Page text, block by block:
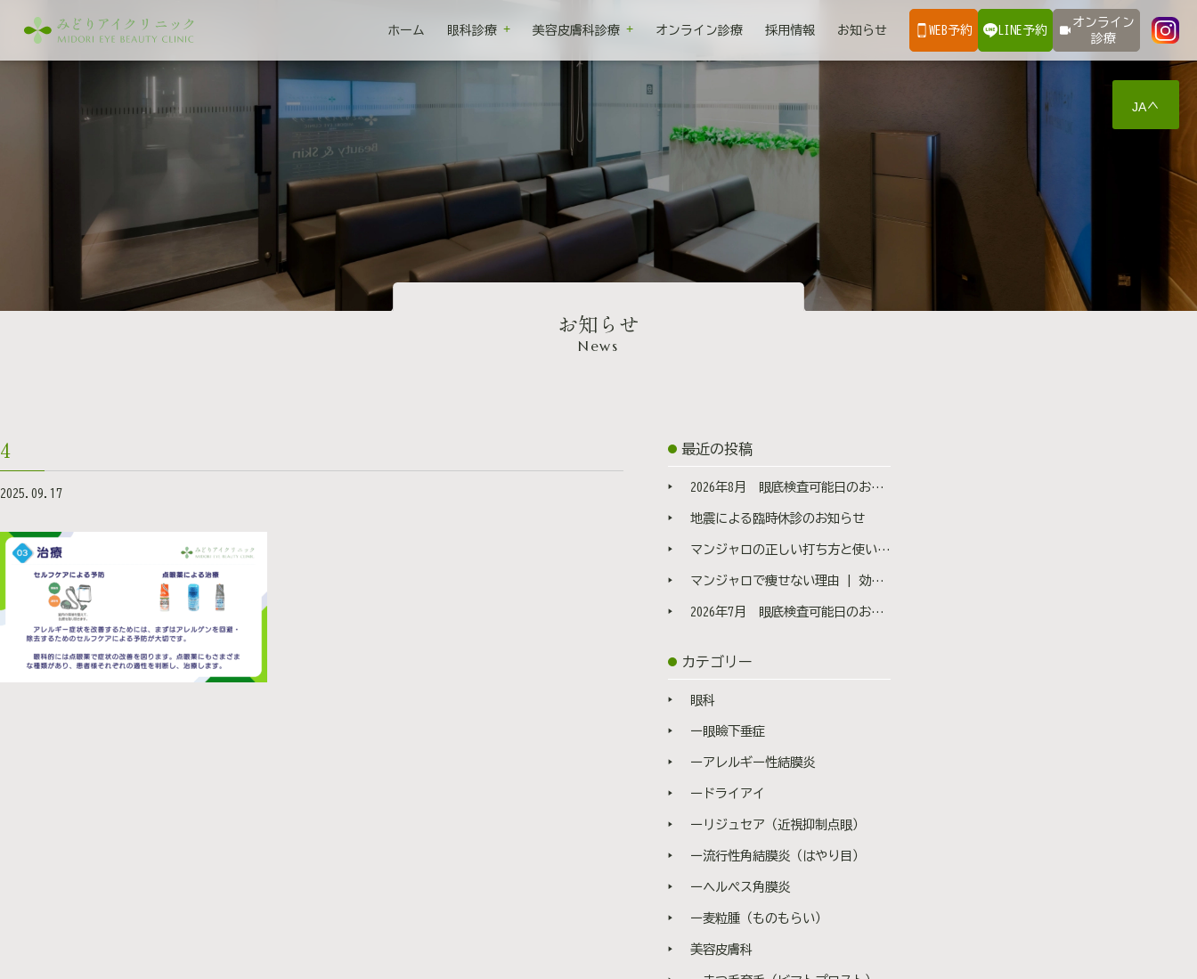
ホーム 眼科診療 美容皮膚科診療 オンライン診療 採用情報 お知らせ WEB予約 LINE予約
オンライン
診療
お知らせ
News
4
2025.09.17
最近の投稿
2026年8月 眼底検査可能日のお知らせ
地震による臨時休診のお知らせ
マンジャロの正しい打ち方と使い方 | 打ち忘れた場合の対処法も医師が解説
マンジャロで痩せない理由 | 効果が出ない原因と対策を医師が解説
2026年7月 眼底検査可能日のお知らせ
カテゴリー
眼科
ー眼瞼下垂症
ーアレルギー性結膜炎
ードライアイ
ーリジュセア（近視抑制点眼）
ー流行性角結膜炎（はやり目）
ーヘルペス角膜炎
ー麦粒腫（ものもらい）
美容皮膚科
JA